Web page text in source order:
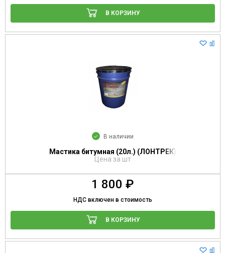
В КОРЗИНУ
В наличии
Мастика битумная (20л.) (ЛОНТРЕК)
Цена за шт
1 800 ₽
НДС включен в стоимость
В КОРЗИНУ